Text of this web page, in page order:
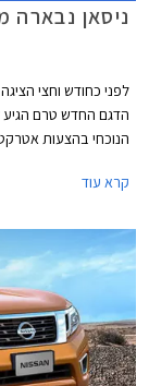
ניסאן נבארה מקבל 5
לפני כחודש וחצי
הדגם החדש טרם הגיע
הנוכחי בהצעות
קרא עוד